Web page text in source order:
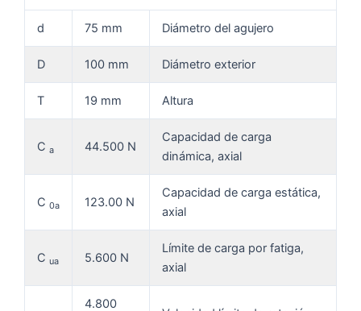
d 75 mm Diámetro del agujero
D 100 mm Diámetro exterior
T 19 mm Altura
C a 44.500 N
Capacidad de carga
dinámica, axial
C 0a 123.00 N
Capacidad de carga estática,
axial
C ua 5.600 N
Límite de carga por fatiga,
axial
4.800